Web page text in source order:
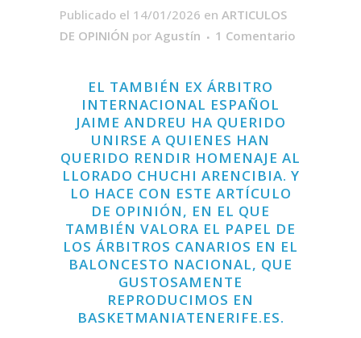
Publicado el 14/01/2026 en ARTICULOS
DE OPINIÓN por Agustín 1 Comentario
EL TAMBIÉN EX ÁRBITRO
INTERNACIONAL ESPAÑOL
JAIME ANDREU HA QUERIDO
UNIRSE A QUIENES HAN
QUERIDO RENDIR HOMENAJE AL
LLORADO CHUCHI ARENCIBIA. Y
LO HACE CON ESTE ARTÍCULO
DE OPINIÓN, EN EL QUE
TAMBIÉN VALORA EL PAPEL DE
LOS ÁRBITROS CANARIOS EN EL
BALONCESTO NACIONAL, QUE
GUSTOSAMENTE
REPRODUCIMOS EN
BASKETMANIATENERIFE.ES.